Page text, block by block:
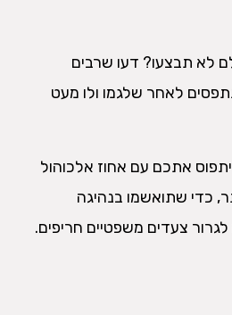
לא תבצעו? דעו שרבים
לאחר שלגמו ולו מעט
אתכם עם אחוז אלכוהול
כדי שתואשמו בנהיגה
צעדים משפטיים חריפים.